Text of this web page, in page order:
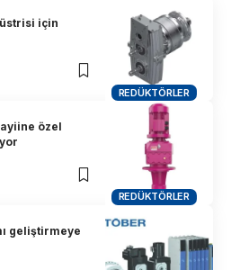
REDÜKTÖRLER
için
REDÜKTÖRLER
özel
geliştirmeye